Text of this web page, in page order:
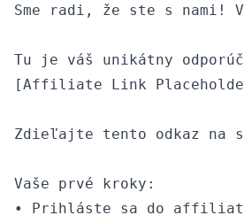
Sme radi, že ste s nami!
Tu je váš unikátny
[Affiliate Link
Zdieľajte tento odkaz na
Vaše prvé kroky:
• Prihláste sa do